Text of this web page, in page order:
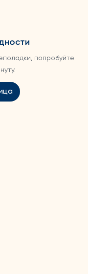
попробуйте